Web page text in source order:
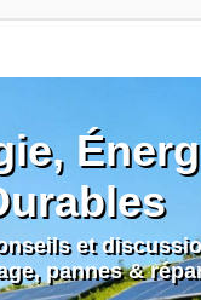
et
pannes &